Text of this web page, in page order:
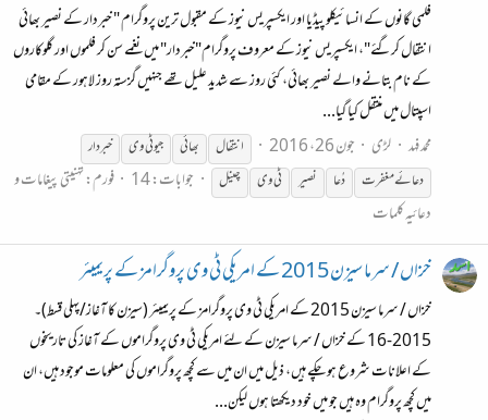
فلمی گانوں کے انسائیکلو پیڈیا اور ایکسپریس نیوز کے مقبول ترین پروگرام " خبردار کے نصیر بھائی
انتقال کرگئے"، ایکسپریس نیوز کے معروف پروگرام"خبردار" میں نغمے سن کر فلموں اور گلوکاروں
کے نام بتانے والے نصیر بھائی، کئی روز سے شدید علیل تھے جنہیں گزستہ روز لاہور کے مقامی
اسپتال میں منتقل کیا گیا...
محمد فہد لڑی جون 26، 2016 انتقال بھائی جیوٹیوی
خبردار
دعائے مغفرت
دُعا نصیر ٹیوی چینل جوابات: 14 فورم:تہنیتی پیغامات و
دعائیہ کلمات
خزاں / سرما سیزن 2015 کے امریکی ٹی وی پروگرامز کے پریمیئر
خزاں / سرما سیزن 2015 کے امریکی ٹی وی پروگرامز کے پریمیئر (سیزن کا آغاز/پہلی قسط)۔
2015-16 کے خزاں / سرما سیزن کے لئے امریکی ٹی وی پروگراموں کے آغاز کی تاریخوں
کے اعلانات شروع ہو چکے ہیں، ذیل میں ان میں سے کچھ پروگراموں کی معلومات موجود ہیں، ان
میں کچھ پروگرام وہ ہیں جو میں خود دیکھتا ہوں لیکن...